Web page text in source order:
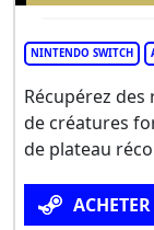
NINTENDO SWITCH
Récupérez
de créatures
de plateau
ACHETER